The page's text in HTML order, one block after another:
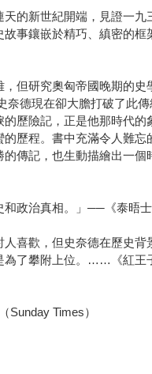
的新世紀開端，見證一
事鑲嵌於精巧、縝密的框
但研究奧匈帝國晚期的
德現在卻大膽打破了此
險記，正是他那時代的
歷程。書中充滿令人難
傳記，也生動描繪出一個
政治真相。」──《泰晤士
喜歡，但史奈德在歷史
了攀附上位。……《紅王
Times）